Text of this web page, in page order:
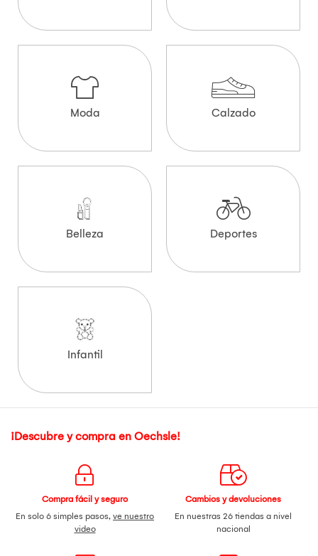
Moda Calzado
Belleza Deportes
Infantil
¡Descubre y compra en Oechsle!
Compra fácil y seguro
En solo 6 simples pasos, ve nuestro
video
Cambios y devoluciones
En nuestras 26 tiendas a nivel
nacional